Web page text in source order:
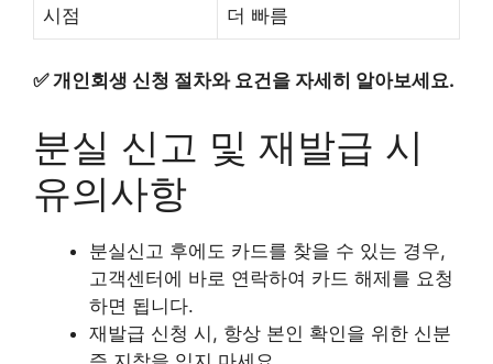
시점
더 빠름
✅개인회생 신청 절차와 요건을 자세히 알아보세요.
분실 신고 및 재발급 시
유의사항
분실신고 후에도 카드를 찾을 수 있는 경우,
고객센터에 바로 연락하여 카드 해제를 요청
하면 됩니다.
재발급 신청 시, 항상 본인 확인을 위한 신분